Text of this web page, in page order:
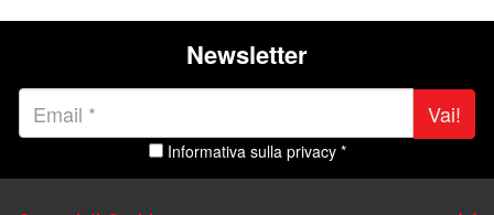
Newsletter
Vai!
Informativa sulla privacy *